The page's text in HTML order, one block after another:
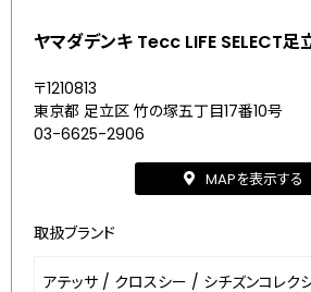
ヤマダデンキ Tecc LIFE SELECT足
〒1210813
東京都 足立区 竹の塚五丁目17番10号
03-6625-2906
MAPを表示する
取扱ブランド
アテッサ / クロスシー / シチズンコレク